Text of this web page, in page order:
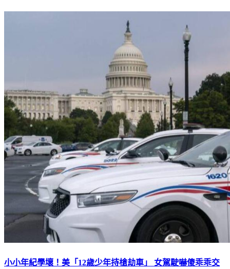
小小年紀學壞！美「12歲少年持槍劫車」 女駕駛嚇傻乖乖交